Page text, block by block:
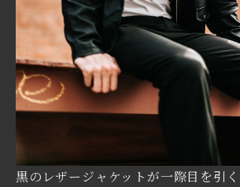
黒のレザージャケットが一際目を引